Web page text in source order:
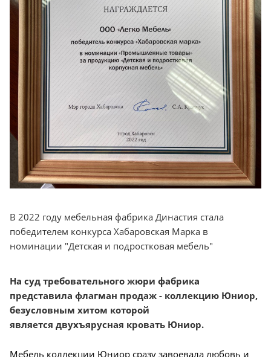
В 2022 году мебельная фабрика Династия стала
победителем конкурса Хабаровская Марка в
номинации "Детская и подростковая мебель"
На суд требовательного жюри фабрика
представила флагман продаж - коллекцию Юниор,
безусловным хитом которой
является двухъярусная кровать Юниор.
Мебель коллекции Юниор сразу завоевала любовь и